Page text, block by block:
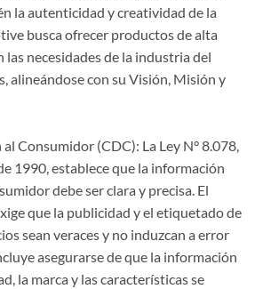
la autenticidad y creatividad de la
busca ofrecer productos de alta
las necesidades de la industria del
alineándose con su Visión, Misión y
Consumidor (CDC): La Ley N° 8.078,
1990, establece que la información
debe ser clara y precisa. El
que la publicidad y el etiquetado de
sean veraces y no induzcan a error
asegurarse de que la información
la marca y las características se